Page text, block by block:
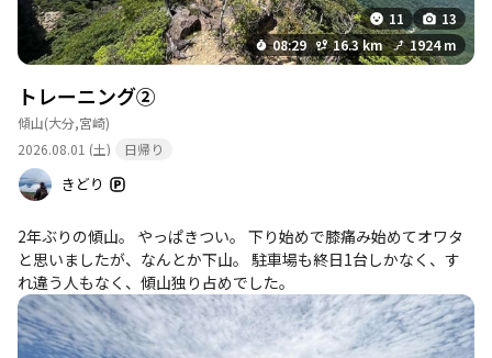
11
13
08:29
16.3 km 1924 m
トレーニング②
傾山(大分,宮崎)
2026.08.01 (土)
日帰り
きどり
2年ぶりの傾山。 やっぱきつい。 下り始めで膝痛み始めてオワタ
と思いましたが、なんとか下山。 駐車場も終日1台しかなく、す
れ違う人もなく、傾山独り占めでした。